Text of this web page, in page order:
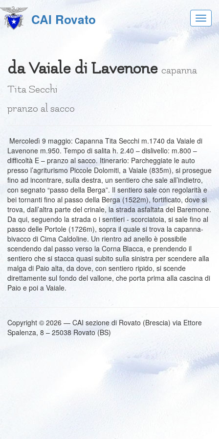
al
menu
CAI Rovato
da Vaiale di Lavenone capanna
Tita Secchi
pranzo al sacco
Mercoledì 9 maggio: Capanna Tita Secchi m.1740 da Vaiale di
Lavenone m.950. Tempo di salita h. 2.40 – dislivello: m.800 –
difficoltà E – pranzo al sacco. Itinerario: Parcheggiate le auto
presso l’agriturismo Piccole Dolomiti, a Vaiale (835m), si prosegue
fino ad incontrare, sulla destra, un sentiero che sale all’indietro,
con segnato “passo della Berga”. Il sentiero sale con regolarità e
bei tornanti fino al passo della Berga (1522m), fortificato, dove si
trova, dall’altra parte del crinale, la strada asfaltata del Baremone.
Da qui, seguendo la strada o i sentieri - scorciatoia, si sale fino al
passo delle Portole (1726m), sopra il quale si trova la capanna-
bivacco di Cima Caldoline. Un rientro ad anello è possibile
scendendo dal passo verso la Corna Blacca, e prendendo il
sentiero che si stacca quasi subito sulla sinistra per scendere alla
malga di Paio alta, da dove, con sentiero ripido, si scende
direttamente sul fondo del vallone, che porta prima alla cascina di
Paio e poi a Vaiale.
Copyright © 2026 — CAI sezione di Rovato (Brescia) via Ettore
Spalenza, 8 – 25038 Rovato (BS)